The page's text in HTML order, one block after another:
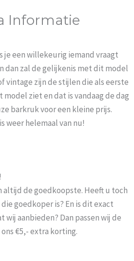
Informatie
je een willekeurig iemand vraagt
dan zal de gelijkenis met dit model
vintage zijn de stijlen die als eerste
model ziet en dat is vandaag de dag
barkruk voor een kleine prijs.
weer helemaal van nu!
altijd de goedkoopste. Heeft u toch
goedkoper is? En is dit exact
aanbieden? Dan passen wij de
€5,- extra korting.